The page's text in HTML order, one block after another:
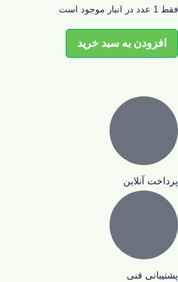
فقط 1 عدد در انبار موجود است
افزودن به سبد خرید
پرداخت آنلاین
پشتیبانی فنی